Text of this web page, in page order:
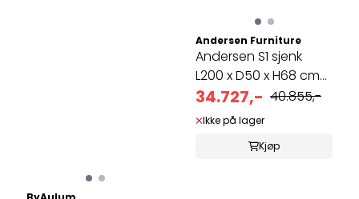
Andersen Furniture
Andersen S1 sjenk
L200 x D50 x H68 cm
(inkl. ...
34.727,- 40.855,-
Ikke på lager
Kjøp